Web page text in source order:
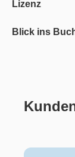
Lizenz
Blick ins